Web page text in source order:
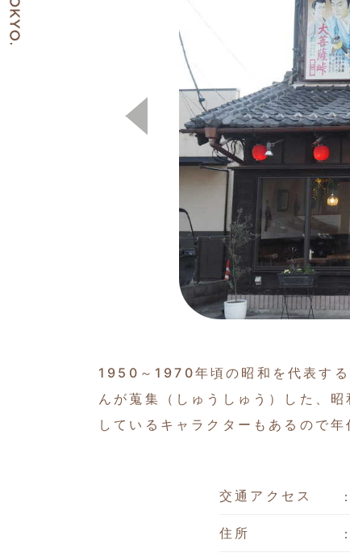
1950～1970年頃の昭和を代表する
んが蒐集（しゅうしゅう）した、
しているキャラクターもあるので
交通アクセス
住所